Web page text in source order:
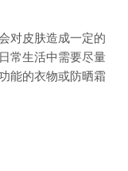
对皮肤造成一定的
常生活中需要尽量
能的衣物或防晒霜